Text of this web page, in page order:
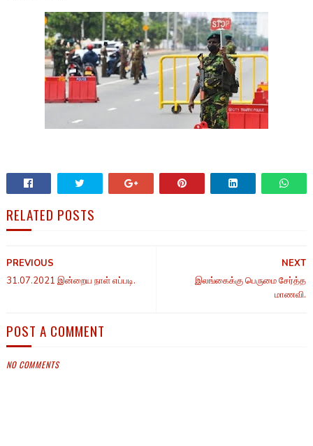
RELATED POSTS
NEXT
இலங்கைக்கு பெருமை சேர்த்த
மாணவி.
PREVIOUS
31.07.2021 இன்றைய நாள் எப்படி.
POST A COMMENT
NO COMMENTS